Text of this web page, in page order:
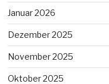
Januar 2026
Dezember 2025
November 2025
Oktober 2025